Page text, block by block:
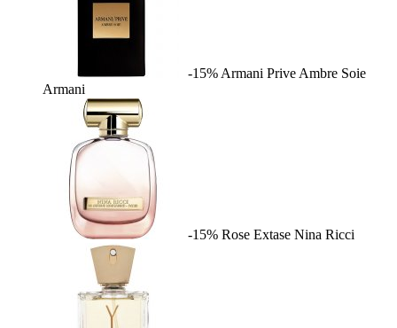
-15% Armani Prive Ambre Soie
Armani
-15% Rose Extase Nina Ricci